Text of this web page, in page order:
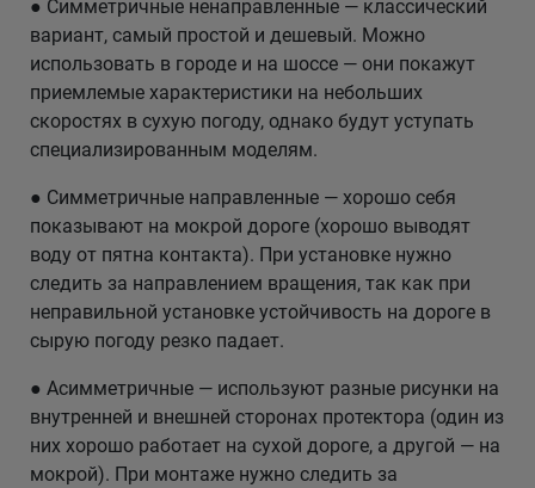
● Симметричные ненаправленные — классический
вариант, самый простой и дешевый. Можно
использовать в городе и на шоссе — они покажут
приемлемые характеристики на небольших
скоростях в сухую погоду, однако будут уступать
специализированным моделям.
● Симметричные направленные — хорошо себя
показывают на мокрой дороге (хорошо выводят
воду от пятна контакта). При установке нужно
следить за направлением вращения, так как при
неправильной установке устойчивость на дороге в
сырую погоду резко падает.
● Асимметричные — используют разные рисунки на
внутренней и внешней сторонах протектора (один из
них хорошо работает на сухой дороге, а другой — на
мокрой). При монтаже нужно следить за